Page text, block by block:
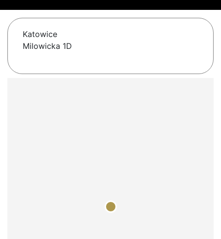
Katowice
Milowicka 1D